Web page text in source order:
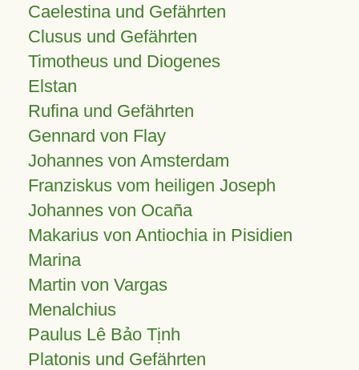
Caelestina und Gefährten
Clusus und Gefährten
Timotheus und Diogenes
Elstan
Rufina und Gefährten
Gennard von Flay
Johannes von Amsterdam
Franziskus vom heiligen Joseph
Johannes von Ocaña
Makarius von Antiochia in Pisidien
Marina
Martin von Vargas
Menalchius
Paulus Lê Bảo Tịnh
Platonis und Gefährten